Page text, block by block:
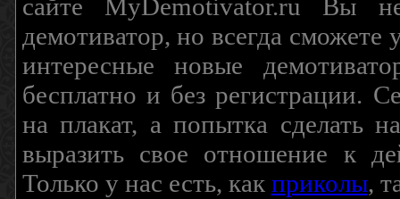
сайте MyDemotivator.ru Вы
демотиватор, но всегда сможете
интересные новые
бесплатно и без регистрации.
на плакат, а попытка
выразить свое отношение к
Только у нас есть, как приколы,